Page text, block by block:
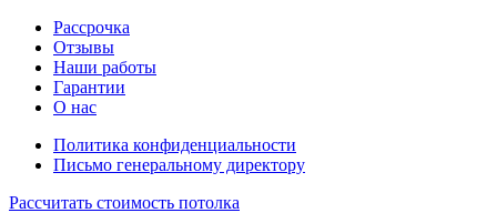
Рассрочка
Отзывы
Наши работы
Гарантии
О нас
Политика конфиденциальности
Письмо генеральному директору
Рассчитать стоимость потолка